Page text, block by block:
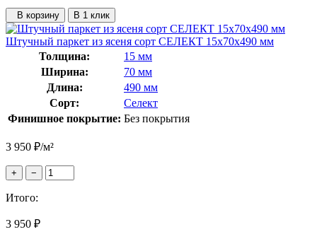
В корзину В 1 клик
Штучный паркет из ясеня сорт СЕЛЕКТ 15x70x490 мм
Толщина:
15 мм
Ширина:
70 мм
Длина:
490 мм
Сорт:
Селект
Финишное покрытие: Без покрытия
3 950 ₽/м²
+ −
Итого:
3 950 ₽